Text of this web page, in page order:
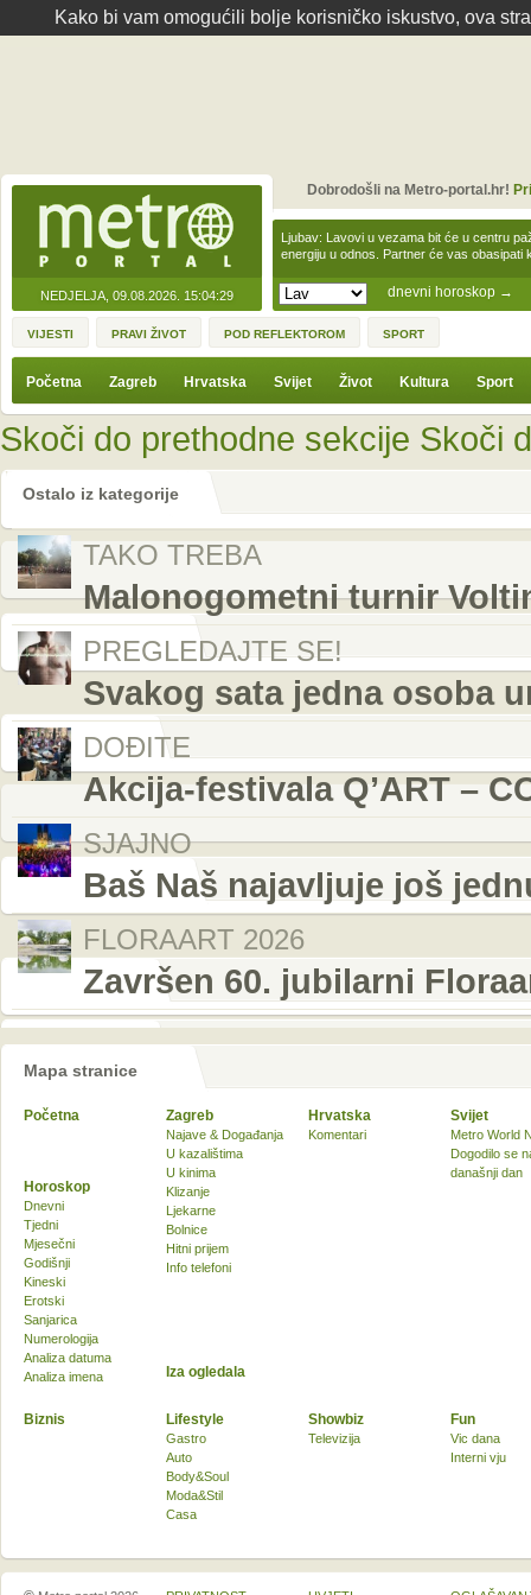
Kako bi vam omogućili bolje korisničko iskustvo, ova
NEDJELJA, 09.08.2026. 15:04:29 dnevni horoskop →
Ljubav: Lavovi u vezama bit će u centru
energiju u odnos. Partner će vas obasipati
Dobrodošli na Metro-portal.hr!
VIJESTI PRAVI ŽIVOT POD REFLEKTOROM SPORT
Početna Zagreb Hrvatska Svijet Život Kultura Sport
Skoči do prethodne sekcije Skoči
Ostalo iz kategorije
TAKO TREBA
Malonogometni turnir
PREGLEDAJTE SE!
Svakog sata jedna osoba
DOĐITE
Akcija-festivala Q’ART –
SJAJNO
Baš Naš najavljuje još
FLORAART 2026
Završen 60. jubilarni
Mapa stranice
Početna Zagreb
Najave & Događanja
U kazalištima
U kinima
Klizanje
Ljekarne
Bolnice
Hitni prijem
Info telefoni
Hrvatska
Komentari
Svijet
Metro World
Dogodilo se
današnji dan
Biznis Lifestyle
Gastro
Auto
Body&Soul
Moda&Stil
Casa
Showbiz
Televizija
Fun
Vic dana
Interni vju
Horoskop
Dnevni
Tjedni
Mjesečni
Godišnji
Kineski
Erotski
Sanjarica
Numerologija
Analiza datuma
Analiza imena
Iza ogledala